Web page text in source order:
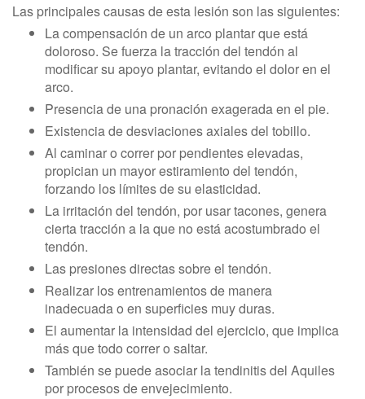
Las principales causas de esta lesión son las siguientes:
La compensación de un arco plantar que está
doloroso. Se fuerza la tracción del tendón al
modificar su apoyo plantar, evitando el dolor en el
arco.
Presencia de una pronación exagerada en el pie.
Existencia de desviaciones axiales del tobillo.
Al caminar o correr por pendientes elevadas,
propician un mayor estiramiento del tendón,
forzando los límites de su elasticidad.
La irritación del tendón, por usar tacones, genera
cierta tracción a la que no está acostumbrado el
tendón.
Las presiones directas sobre el tendón.
Realizar los entrenamientos de manera
inadecuada o en superficies muy duras.
El aumentar la intensidad del ejercicio, que implica
más que todo correr o saltar.
También se puede asociar la tendinitis del Aquiles
por procesos de envejecimiento.